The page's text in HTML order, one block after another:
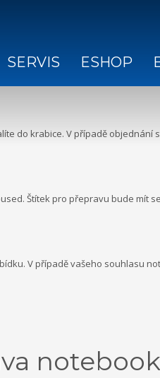
SERVIS ESHOP
do krabice. V případě objednání
Štítek pro přepravu bude mít
V případě vašeho souhlasu